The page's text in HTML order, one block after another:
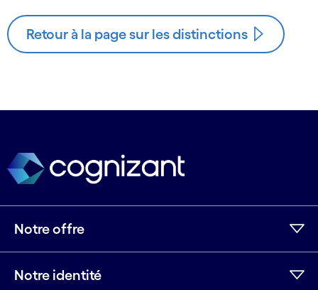
Retour à la page sur les distinctions
Notre offre
Notre identité